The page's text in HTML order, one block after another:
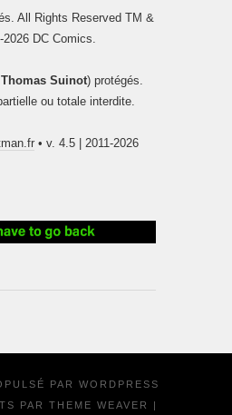
All Rights Reserved TM &
DC Comics.
Thomas Suinot) protégés.
ou totale interdite.
• v. 4.5 | 2011-2026
PAR WORDPRESS
PAR THEME WEAVER |